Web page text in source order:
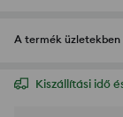
A termék üzletekben
Kiszállítási idő